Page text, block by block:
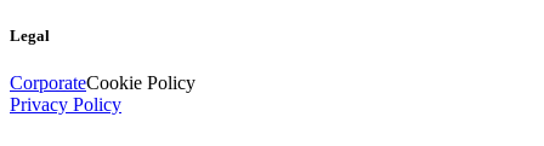
Legal
CorporateCookie Policy
Privacy Policy